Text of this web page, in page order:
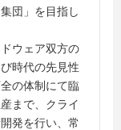
団」を目指し
ウェア双方の
時代の先見性
の体制にて臨
まで、クライ
発を行い、常